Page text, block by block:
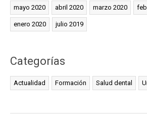
mayo 2020 abril 2020 marzo 2020
enero 2020 julio 2019
Categorías
Actualidad Formación Salud dental